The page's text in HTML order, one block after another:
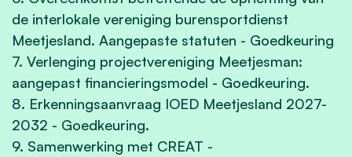
de interlokale vereniging burensportdienst
Meetjesland. Aangepaste statuten - Goedkeuring
7. Verlenging projectvereniging Meetjesman:
aangepast financieringsmodel - Goedkeuring.
8. Erkenningsaanvraag IOED Meetjesland 2027-
2032 - Goedkeuring.
9. Samenwerking met CREAT -